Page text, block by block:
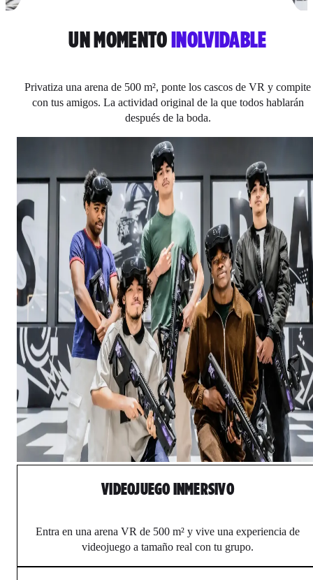
UN MOMENTOINOLVIDABLE
Privatiza una arena de 500 m², ponte los cascos de VR y compite
con tus amigos. La actividad original de la que todos hablarán
después de la boda.
VIDEOJUEGO INMERSIVO
Entra en una arena VR de 500 m² y vive una experiencia de
videojuego a tamaño real con tu grupo.